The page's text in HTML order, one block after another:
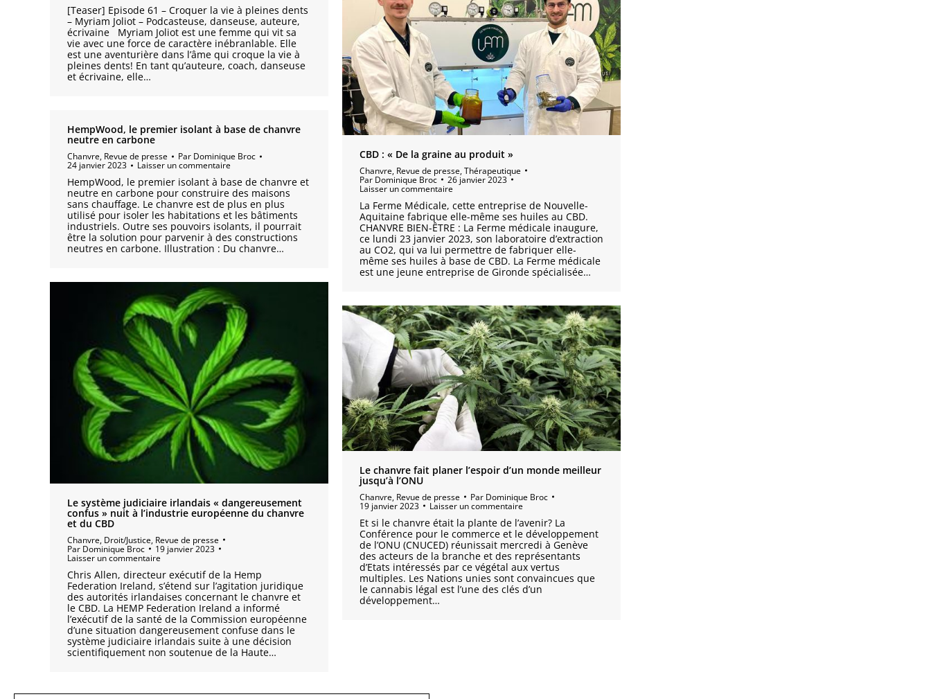
[Teaser] Episode 61 – Croquer la vie à pleines dents
– Myriam Joliot – Podcasteuse, danseuse, auteure,
écrivaine Myriam Joliot est une femme qui vit sa
vie avec une force de caractère inébranlable. Elle
est une aventurière dans l’âme qui croque la vie à
pleines dents! En tant qu’auteure, coach, danseuse
et écrivaine, elle…
CBD : « De la graine au produit »
Chanvre, Revue de presse,Thérapeutique
Par Dominique Broc 26 janvier 2023
Laisser un commentaire
La Ferme Médicale, cette entreprise de Nouvelle-
Aquitaine fabrique elle-même ses huiles au CBD.
CHANVRE BIEN-ÊTRE : La Ferme médicale inaugure,
ce lundi 23 janvier 2023, son laboratoire d’extraction
au CO2, qui va lui permettre de fabriquer elle-
même ses huiles à base de CBD. La Ferme médicale
est une jeune entreprise de Gironde spécialisée…
HempWood, le premier isolant à base de chanvre
neutre en carbone
Chanvre, Revue de presse Par Dominique Broc
24 janvier 2023 Laisser un commentaire
HempWood, le premier isolant à base de chanvre et
neutre en carbone pour construire des maisons
sans chauffage. Le chanvre est de plus en plus
utilisé pour isoler les habitations et les bâtiments
industriels. Outre ses pouvoirs isolants, il pourrait
être la solution pour parvenir à des constructions
neutres en carbone. Illustration : Du chanvre…
Le système judiciaire irlandais « dangereusement
confus » nuit à l’industrie européenne du chanvre
et du CBD
Chanvre, Droit/Justice, Revue de presse
Par Dominique Broc 19 janvier 2023
Laisser un commentaire
Chris Allen, directeur exécutif de la Hemp
Federation Ireland, s’étend sur l’agitation juridique
des autorités irlandaises concernant le chanvre et
le CBD. La HEMP Federation Ireland a informé
l’exécutif de la santé de la Commission européenne
d’une situation dangereusement confuse dans le
système judiciaire irlandais suite à une décision
scientifiquement non soutenue de la Haute…
Le chanvre fait planer l’espoir d’un monde meilleur
jusqu’à l’ONU
Chanvre, Revue de presse Par Dominique Broc
19 janvier 2023 Laisser un commentaire
Et si le chanvre était la plante de l’avenir? La
Conférence pour le commerce et le développement
de l’ONU (CNUCED) réunissait mercredi à Genève
des acteurs de la branche et des représentants
d’Etats intéressés par ce végétal aux vertus
multiples. Les Nations unies sont convaincues que
le cannabis légal est l’une des clés d’un
développement…